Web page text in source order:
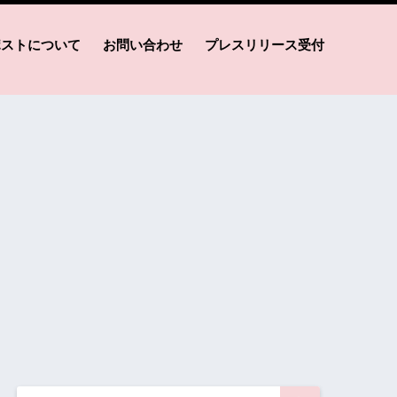
トについて お問い合わせ プレスリリース受付